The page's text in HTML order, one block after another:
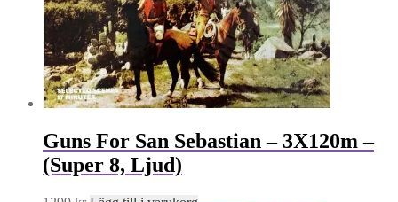
Guns For San Sebastian – 3X120m –
(Super 8, Ljud)